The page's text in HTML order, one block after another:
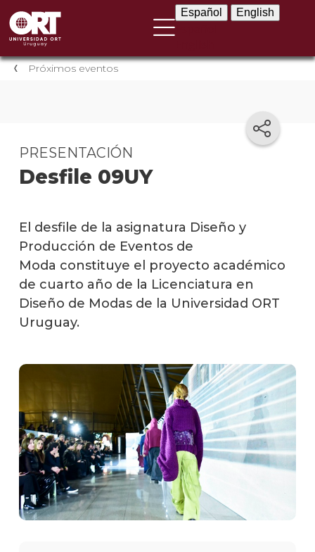
Español English
Próximos eventos
Desfile 09UY
PRESENTACIÓN
El desfile de la asignatura Diseño y
Producción de Eventos de
Moda constituye el proyecto académico
de cuarto año de la Licenciatura en
Diseño de Modas de la Universidad ORT
Uruguay.